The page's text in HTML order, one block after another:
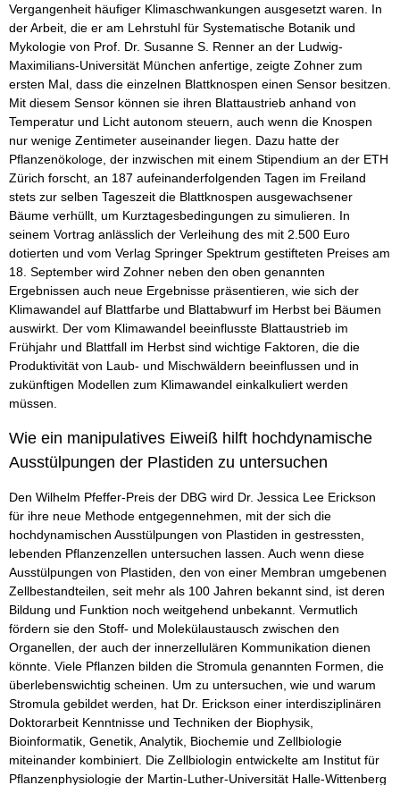
Vergangenheit häufiger Klimaschwankungen ausgesetzt waren. In
der Arbeit, die er am Lehrstuhl für Systematische Botanik und
Mykologie von Prof. Dr. Susanne S. Renner an der Ludwig-
Maximilians-Universität München anfertige, zeigte Zohner zum
ersten Mal, dass die einzelnen Blattknospen einen Sensor besitzen.
Mit diesem Sensor können sie ihren Blattaustrieb anhand von
Temperatur und Licht autonom steuern, auch wenn die Knospen
nur wenige Zentimeter auseinander liegen. Dazu hatte der
Pflanzenökologe, der inzwischen mit einem Stipendium an der ETH
Zürich forscht, an 187 aufeinanderfolgenden Tagen im Freiland
stets zur selben Tageszeit die Blattknospen ausgewachsener
Bäume verhüllt, um Kurztagesbedingungen zu simulieren. In
seinem Vortrag anlässlich der Verleihung des mit 2.500 Euro
dotierten und vom Verlag Springer Spektrum gestifteten Preises am
18. September wird Zohner neben den oben genannten
Ergebnissen auch neue Ergebnisse präsentieren, wie sich der
Klimawandel auf Blattfarbe und Blattabwurf im Herbst bei Bäumen
auswirkt. Der vom Klimawandel beeinflusste Blattaustrieb im
Frühjahr und Blattfall im Herbst sind wichtige Faktoren, die die
Produktivität von Laub- und Mischwäldern beeinflussen und in
zukünftigen Modellen zum Klimawandel einkalkuliert werden
müssen.
Wie ein manipulatives Eiweiß hilft hochdynamische
Ausstülpungen der Plastiden zu untersuchen
Den Wilhelm Pfeffer-Preis der DBG wird Dr. Jessica Lee Erickson
für ihre neue Methode entgegennehmen, mit der sich die
hochdynamischen Ausstülpungen von Plastiden in gestressten,
lebenden Pflanzenzellen untersuchen lassen. Auch wenn diese
Ausstülpungen von Plastiden, den von einer Membran umgebenen
Zellbestandteilen, seit mehr als 100 Jahren bekannt sind, ist deren
Bildung und Funktion noch weitgehend unbekannt. Vermutlich
fördern sie den Stoff- und Molekülaustausch zwischen den
Organellen, der auch der innerzellulären Kommunikation dienen
könnte. Viele Pflanzen bilden die Stromula genannten Formen, die
überlebenswichtig scheinen. Um zu untersuchen, wie und warum
Stromula gebildet werden, hat Dr. Erickson einer interdisziplinären
Doktorarbeit Kenntnisse und Techniken der Biophysik,
Bioinformatik, Genetik, Analytik, Biochemie und Zellbiologie
miteinander kombiniert. Die Zellbiologin entwickelte am Institut für
Pflanzenphysiologie der Martin-Luther-Universität Halle-Wittenberg